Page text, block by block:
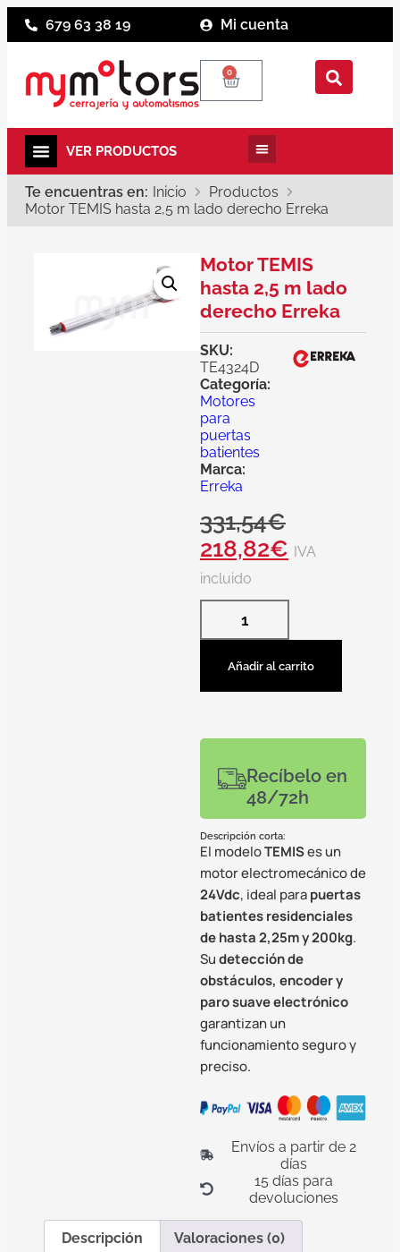
679 63 38 19 Mi cuenta
0
Te encuentras en: Inicio
Productos
Motor TEMIS hasta 2,5 m lado derecho Erreka
Motor TEMIS
hasta 2,5 m lado
derecho Erreka
SKU:
TE4324D
Categoría:
Motores
para
puertas
batientes
Marca:
Erreka
331,54€
218,82€ IVA
incluido
Añadir al carrito
Recíbelo en
48/72h
Descripción corta:
El modeloTEMISes un
motor electromecánico de
24Vdc, ideal parapuertas
batientes residenciales
de hasta 2,25m y 200kg.
Sudetección de
obstáculos, encoder y
paro suave electrónico
garantizan un
funcionamiento seguro y
preciso.
Envíos a partir de 2
días
15 días para
devoluciones
Descripción Valoraciones (0)